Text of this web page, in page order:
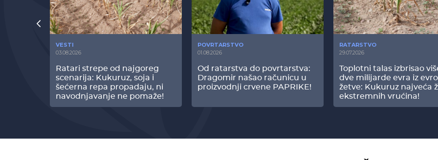
VESTI
03.08.2026
Ratari strepe od najgoreg
scenarija: Kukuruz, soja i
šećerna repa propadaju, ni
navodnjavanje ne pomaže!
POVRTARSTVO
01.08.2026
Od ratarstva do povrtarstva:
Dragomir našao računicu u
proizvodnji crvene PAPRIKE!
RATARSTVO
29.07.2026
Toplotni talas izbrisao
dve milijarde evra iz
žetve: Kukuruz najveća
ekstremnih vrućina!